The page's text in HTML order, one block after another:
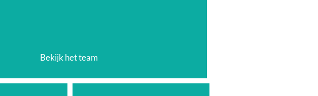
Bekijk het team